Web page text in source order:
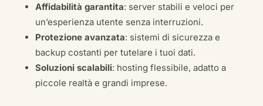
Affidabilità garantita: server stabili e veloci per
un’esperienza utente senza interruzioni.
Protezione avanzata: sistemi di sicurezza e
backup costanti per tutelare i tuoi dati.
Soluzioni scalabili: hosting flessibile, adatto a
piccole realtà e grandi imprese.